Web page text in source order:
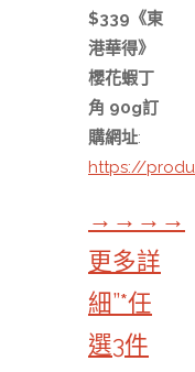
$339《東
港華得》
櫻花蝦丁
角 90g訂
購網址:
https://
→→→→
更多詳
細”*任
選3件